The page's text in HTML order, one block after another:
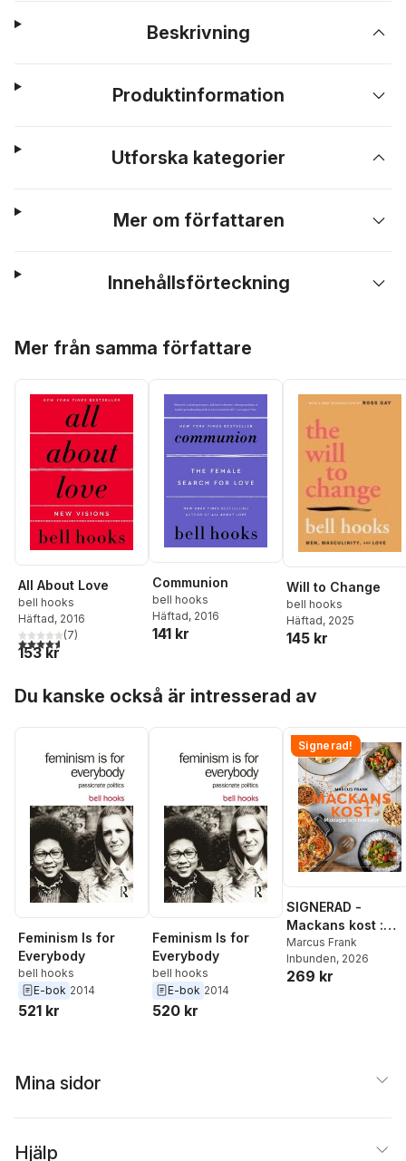
Beskrivning
Produktinformation
Utforska kategorier
Mer om författaren
Innehållsförteckning
Mer från samma författare
All About Love
bell hooks
Häftad, 2016
4,6utav 5 stjärnor. Totalt antal röster:
(7)
153 kr
Communion
bell hooks
Häftad, 2016
141 kr
Will to Change
bell hooks
Häftad, 2025
145 kr
Du kanske också är intresserad av
Feminism Is for
Everybody
bell hooks
E-bok 2014
521 kr
Feminism Is for
Everybody
bell hooks
E-bok 2014
520 kr
Signerad!
SIGNERAD -
Mackans kost :
Middagar och
matlådor
Marcus Frank
Inbunden, 2026
269 kr
Mina sidor
Hjälp